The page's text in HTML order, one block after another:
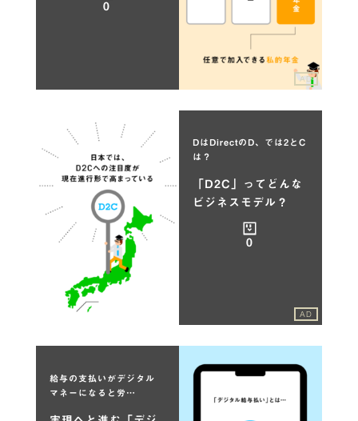
0
AD
DはDirectのD、では2とC
は？
「D2C」ってどんな
ビジネスモデル？
0
AD
給与の支払いがデジタル
マネーになると労…